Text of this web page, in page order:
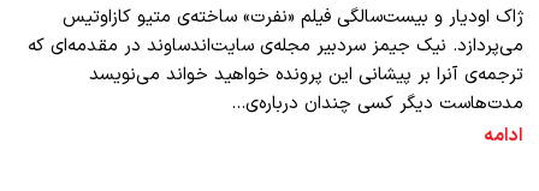
ژاک اودیار و بیست‌سالگی فیلم «نفرت» ساخته‌ی متیو کازاوتیس
می‌پردازد. نیک جیمز سردبیر مجله‌ی سایت‌اندساوند در مقدمه‌ای که
ترجمه‌ی آنرا بر پیشانی این پرونده خواهید خواند می‌نویسد
مدت‌هاست دیگر کسی چندان درباره‌ی…
ادامه